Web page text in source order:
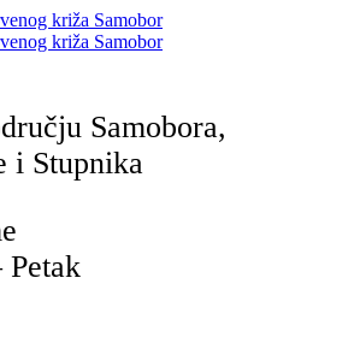
Samobora,
i Stupnika
Petak